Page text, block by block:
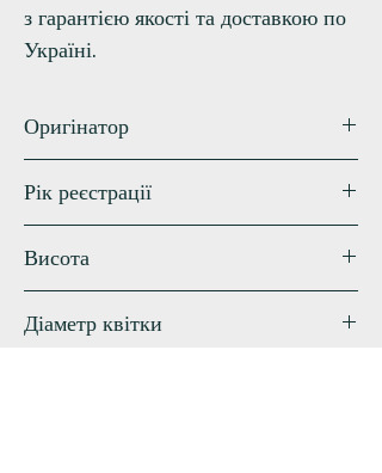
з гарантією якості та доставкою по
Україні.
Оригінатор
Рік реєстрації
Висота
Діаметр квітки